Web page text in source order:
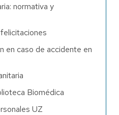
normativa y
en caso de accidente en
Biomédica
UZ